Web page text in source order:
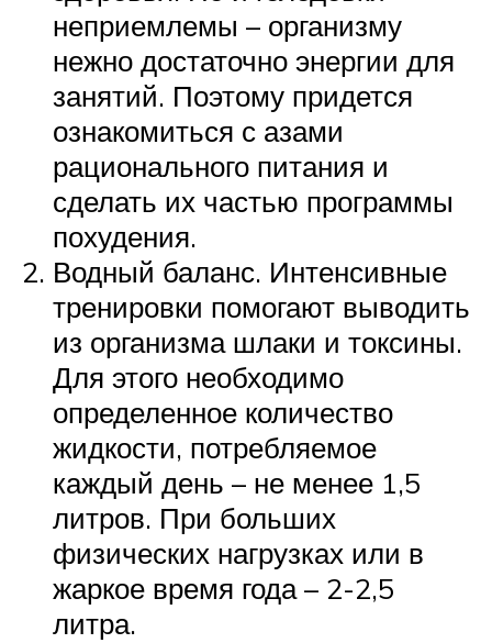
неприемлемы – организму
нежно достаточно энергии для
занятий. Поэтому придется
ознакомиться с азами
рационального питания и
сделать их частью программы
похудения.
Водный баланс. Интенсивные
тренировки помогают выводить
из организма шлаки и токсины.
Для этого необходимо
определенное количество
жидкости, потребляемое
каждый день – не менее 1,5
литров. При больших
физических нагрузках или в
жаркое время года – 2-2,5
литра.